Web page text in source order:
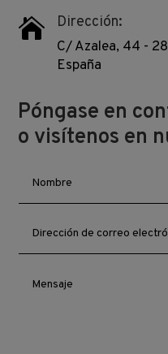
 Dirección:
C/ Azalea, 44 -
España
Póngase en
o visítenos en